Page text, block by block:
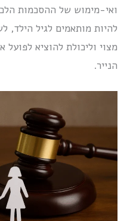
ואי-מימוש של ההסכמות
להיות מותאמים לגיל
מצוי וליכולת להוציא
הנייר.